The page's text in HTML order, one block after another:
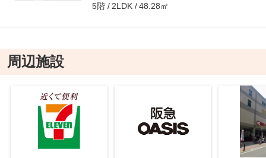
5階 2LDK 48.28㎡
周辺施設